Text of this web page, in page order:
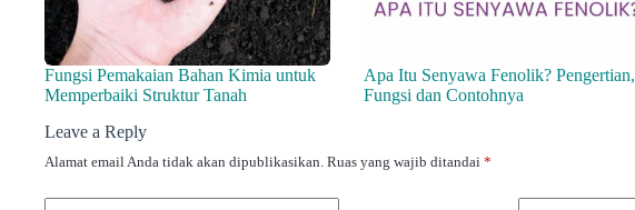
Fungsi Pemakaian Bahan Kimia untuk
Memperbaiki Struktur Tanah
Apa Itu Senyawa Fenolik? Pengertian,
Fungsi dan Contohnya
Leave a Reply
Alamat email Anda tidak akan dipublikasikan. Ruas yang wajib ditandai *